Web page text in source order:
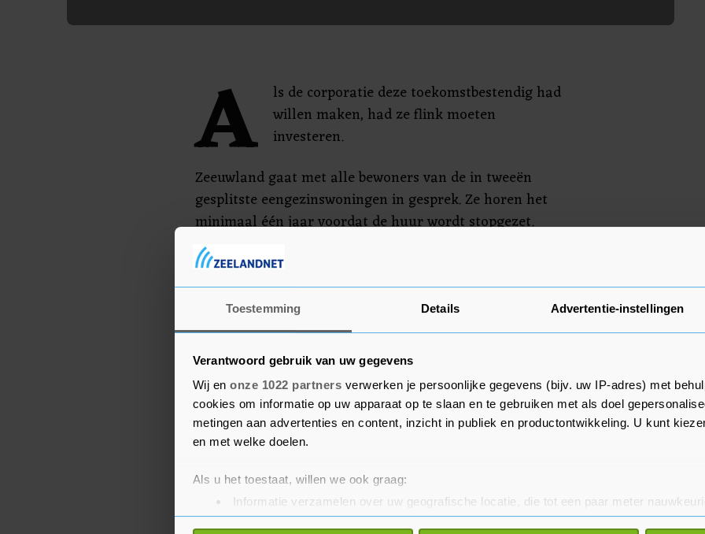
Toestemming Details Advertentie-instellingen
Verantwoord gebruik van uw gegevens
Wij en onze 1022 partners verwerken je persoonlijke gegevens (bijv. uw IP-adres) met
cookies om informatie op uw apparaat op te slaan en te gebruiken met als doel
metingen aan advertenties en content, inzicht in publiek en productontwikkeling. U kunt
en met welke doelen.
Als u het toestaat, willen we ook graag:
Informatie verzamelen over uw geografische locatie, die tot een paar meter
Uw apparaat identificeren door het actief te scannen op specifieke eigenschappen
A
ls de corporatie deze toekomstbestendig had
willen maken, had ze flink moeten
investeren.
Zeeuwland gaat met alle bewoners van de in tweeën
gesplitste eengezinswoningen in gesprek. Ze horen het
minimaal één jaar voordat de huur wordt stopgezet.
Betaalbaar
Er komt een sociaal plan voor de huurders, Zeeuwland
bemiddelt bij het zoeken naar andere woningen en ze
kijkt of ze andere betaalbare, levensloopbestendige
woningen kan bouwen.